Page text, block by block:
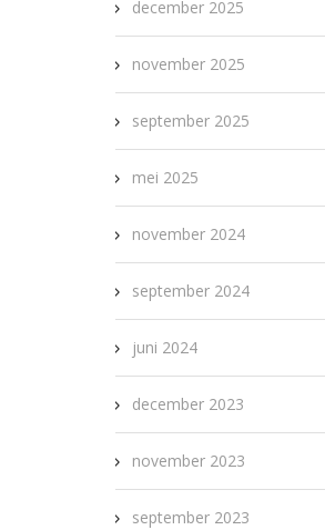
december 2025
november 2025
september 2025
mei 2025
november 2024
september 2024
juni 2024
december 2023
november 2023
september 2023